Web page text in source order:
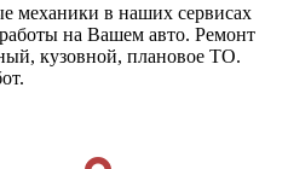
механики в наших сервисах
на Вашем авто. Ремонт
кузовной, плановое ТО.